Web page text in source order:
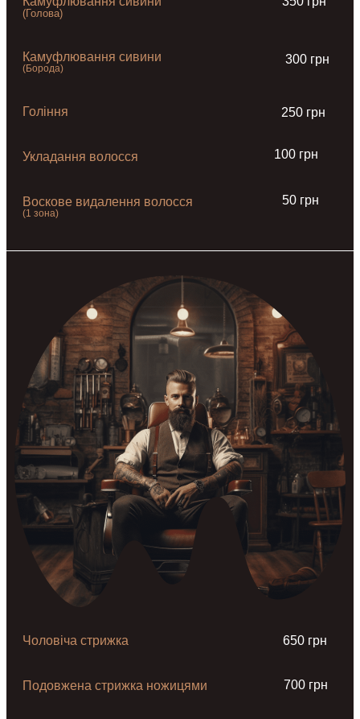
(Голова)
Камуфлювання сивини
(Борода)
300 грн
Гоління 250 грн
Укладання волосся 100 грн
Воскове видалення волосся
(1 зона)
50 грн
Чоловіча стрижка 650 грн
Подовжена стрижка ножицями 700 грн